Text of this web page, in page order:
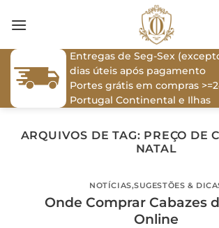
Entregas de Seg-Sex
dias úteis após pagamento
Portes grátis em compras
Portugal Continental e Ilhas
ARQUIVOS DE TAG: PREÇO DE
NATAL
NOTÍCIAS,SUGESTÕES &
Onde Comprar Cabazes
Online